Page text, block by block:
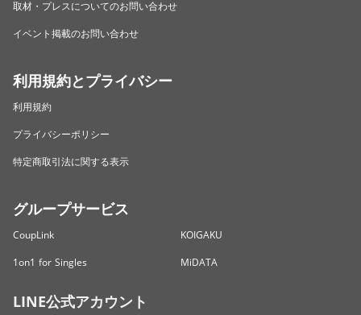
取材・プレスについてのお問い合わせ
イベント掲載のお問い合わせ
利用規約とプライバシー
利用規約
プライバシーポリシー
特定商取引法に関する表示
グループサービス
CoupLink
KOIGAKU
1on1 for Singles
MiDATA
LINE公式アカウント